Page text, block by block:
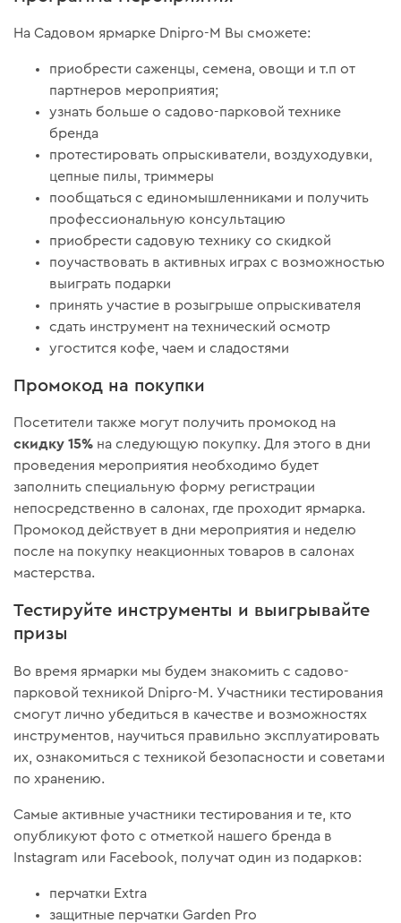
На Садовом ярмарке Dnipro-M Вы сможете:
приобрести саженцы, семена, овощи и т.п от
партнеров мероприятия;
узнать больше о садово-парковой технике
бренда
протестировать опрыскиватели, воздуходувки,
цепные пилы, триммеры
пообщаться с единомышленниками и получить
профессиональную консультацию
приобрести садовую технику со скидкой
поучаствовать в активных играх с возможностью
выиграть подарки
принять участие в розыгрыше опрыскивателя
сдать инструмент на технический осмотр
угостится кофе, чаем и сладостями
Промокод на покупки
Посетители также могут получить промокод на
скидку 15% на следующую покупку. Для этого в дни
проведения мероприятия необходимо будет
заполнить специальную форму регистрации
непосредственно в салонах, где проходит ярмарка.
Промокод действует в дни мероприятия и неделю
после на покупку неакционных товаров в салонах
мастерства.
Тестируйте инструменты и выигрывайте
призы
Во время ярмарки мы будем знакомить с садово-
парковой техникой Dnipro-M. Участники тестирования
смогут лично убедиться в качестве и возможностях
инструментов, научиться правильно эксплуатировать
их, ознакомиться с техникой безопасности и советами
по хранению.
Самые активные участники тестирования и те, кто
опубликуют фото с отметкой нашего бренда в
Instagram или Facebook, получат один из подарков:
перчатки Extra
защитные перчатки Garden Pro